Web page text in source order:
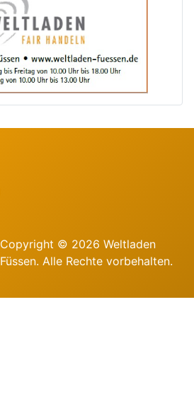
Copyright © 2026 Weltladen
Füssen. Alle Rechte vorbehalten.